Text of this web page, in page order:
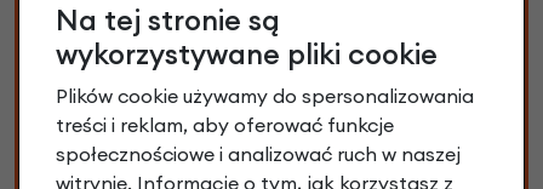
różnić się niektórymi częściami. Nie stanowi to wady i
nie wpływa to na funkcjonalność techniczną roweru.
Dlatego możliwe jest, że Twój rower jest
zmontowany nieco inaczej niż podaje specyfikacja.
Na przykład może się zdarzyć, że w swoim rowerze
znajdziesz inne pedały, gripy lub łańcuch. Nie martw
Na tej stronie są
wykorzystywane pliki cookie
Plików cookie używamy do spersonalizowania
treści i reklam, aby oferować funkcje
społecznościowe i analizować ruch w naszej
witrynie. Informacje o tym, jak korzystasz z